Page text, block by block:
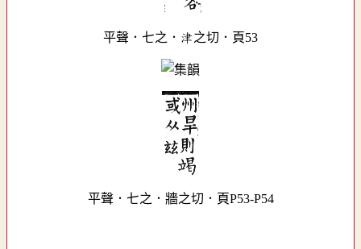
平聲．七之．津之切．頁53
平聲．七之．牆之切．頁P53-P54